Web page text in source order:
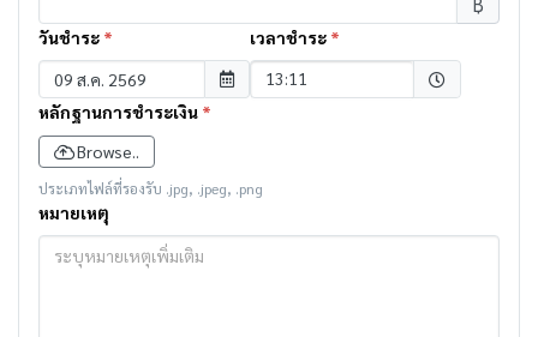
วันชำระ * เวลาชำระ *
13:11
หลักฐานการชำระเงิน *
Browse..
ประเภทไฟล์ที่รองรับ .jpg, .jpeg, .png
หมายเหตุ